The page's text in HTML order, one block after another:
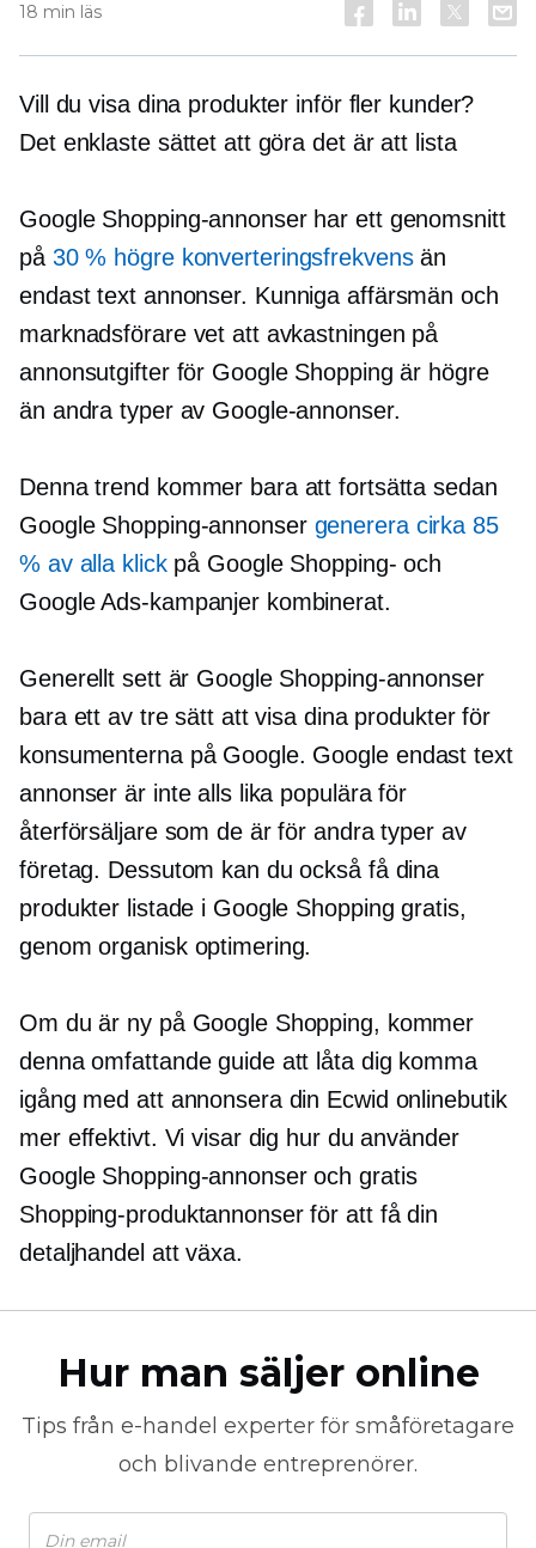
18 min läs
Vill du visa dina produkter inför fler kunder?
Det enklaste sättet att göra det är att lista
Google Shopping-annonser har ett genomsnitt
på 30 % högre konverteringsfrekvensän
endast textannonser. Kunniga affärsmän och
marknadsförare vet att avkastningen på
annonsutgifter för Google Shopping är högre
än andra typer av Google-annonser.
Denna trend kommer bara att fortsätta sedan
Google Shopping-annonser generera cirka 85
% av alla klickpå Google Shopping- och
Google Ads-kampanjer kombinerat.
Generellt sett är Google Shopping-annonser
bara ett av tre sätt att visa dina produkter för
konsumenterna på Google. Google endast text
annonser är inte alls lika populära för
återförsäljare som de är för andra typer av
företag. Dessutom kan du också få dina
produkter listade i Google Shopping gratis,
genom organisk optimering.
Om du är ny på Google Shopping, kommer
denna omfattande guide att låta dig komma
igång med att annonsera din Ecwid onlinebutik
mer effektivt. Vi visar dig hur du använder
Google Shopping-annonser och gratis
Shopping-produktannonser för att få din
detaljhandel att växa.
Hur man säljer online
Tips från e-handel experter för småföretagare
och blivande entreprenörer.